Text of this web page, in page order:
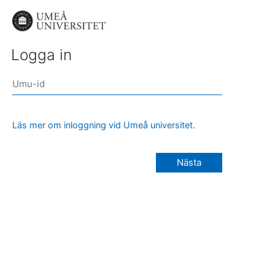
Logga in
Läs mer om inloggning vid Umeå universitet.
Nästa